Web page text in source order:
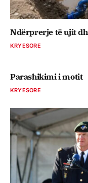
Ndërprerje të ujit
KRYESORE
Parashikimi i motit
KRYESORE